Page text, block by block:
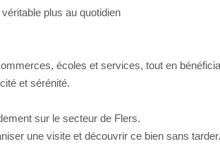
plus au quotidien
écoles et services, tout en
et sérénité.
sur le secteur de Flers.
une visite et découvrir ce bien sans tarder.